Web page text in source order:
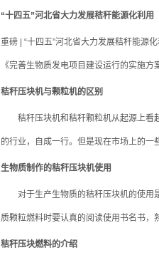
“十四五”河北省大力发展秸秆能源化利用
重磅 | “十四五”河北省大力发展秸秆能源
《完善生物质发电项目建设运行的实施
秸秆压块机与颗粒机的区别
秸秆压块机和秸秆颗粒机从起源上看起
的行业，自成一行。但是现在市场上的
生物质制作的秸秆压块机使用
对于生产生物质的秸秆压块机的使用
质颗粒燃料时要认真的阅读使用书名书
秸秆压块燃料的介绍